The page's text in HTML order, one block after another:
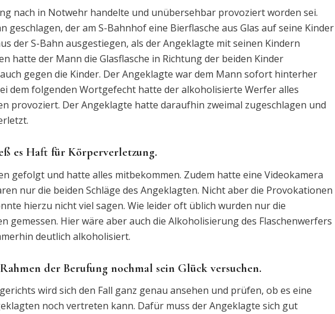
nach in Notwehr handelte und unübersehbar provoziert worden sei.
geschlagen, der am S-Bahnhof eine Bierflasche aus Glas auf seine Kinder
der S-Bahn ausgestiegen, als der Angeklagte mit seinen Kindern
hatte der Mann die Glasflasche in Richtung der beiden Kinder
gegen die Kinder. Der Angeklagte war dem Mann sofort hinterher
dem folgenden Wortgefecht hatte der alkoholisierte Werfer alles
provoziert. Der Angeklagte hatte daraufhin zweimal zugeschlagen und
es Haft für Körperverletzung.
gefolgt und hatte alles mitbekommen. Zudem hatte eine Videokamera
nur die beiden Schläge des Angeklagten. Nicht aber die Provokationen
hierzu nicht viel sagen. Wie leider oft üblich wurden nur die
gemessen. Hier wäre aber auch die Alkoholisierung des Flaschenwerfers
deutlich alkoholisiert.
der Berufung nochmal sein Glück versuchen.
wird sich den Fall ganz genau ansehen und prüfen, ob es eine
noch vertreten kann. Dafür muss der Angeklagte sich gut